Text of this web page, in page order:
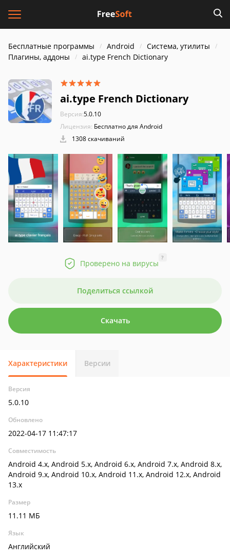
Бесплатные программы Android
Система, утилиты
Плагины, аддоны
ai.type French Dictionary
ai.type French Dictionary
Версия:5.0.10
Лицензия: Бесплатно для Android
1308 скачиваний
Проверено на вирусы
?
Поделиться ссылкой
Скачать
Характеристики Версии
Версия
5.0.10
Обновлено
2022-04-17 11:47:17
Совместимость
Android 4.x, Android 5.x, Android 6.x, Android 7.x, Android 8.x,
Android 9.x, Android 10.x, Android 11.x, Android 12.x, Android
13.x
Размер
11.11 МБ
Язык
Английский